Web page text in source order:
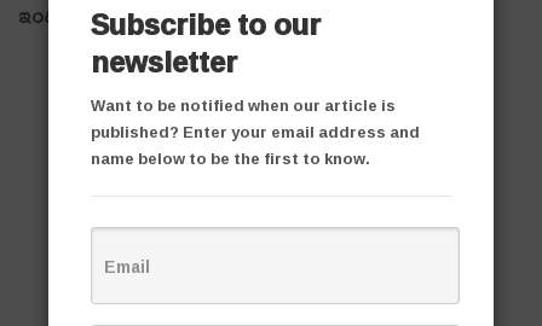
ఇందులో చరణ్, చిరంజీవి ఇద్దరూ నక్సలైట్లుగా నటించారు.
Subscribe to our
newsletter
Want to be notified when our article is
published? Enter your email address and
name below to be the first to know.